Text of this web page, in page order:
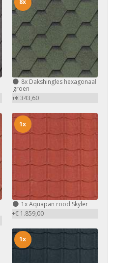
8xDakshingles hexagonaal
groen
+€ 343,60
8x
1xAquapan rood Skyler
+€ 1.859,00
1x
1x